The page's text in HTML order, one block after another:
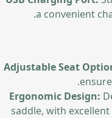
a convenient
Adjustable Seat
Ergonomic Design:
saddle, with